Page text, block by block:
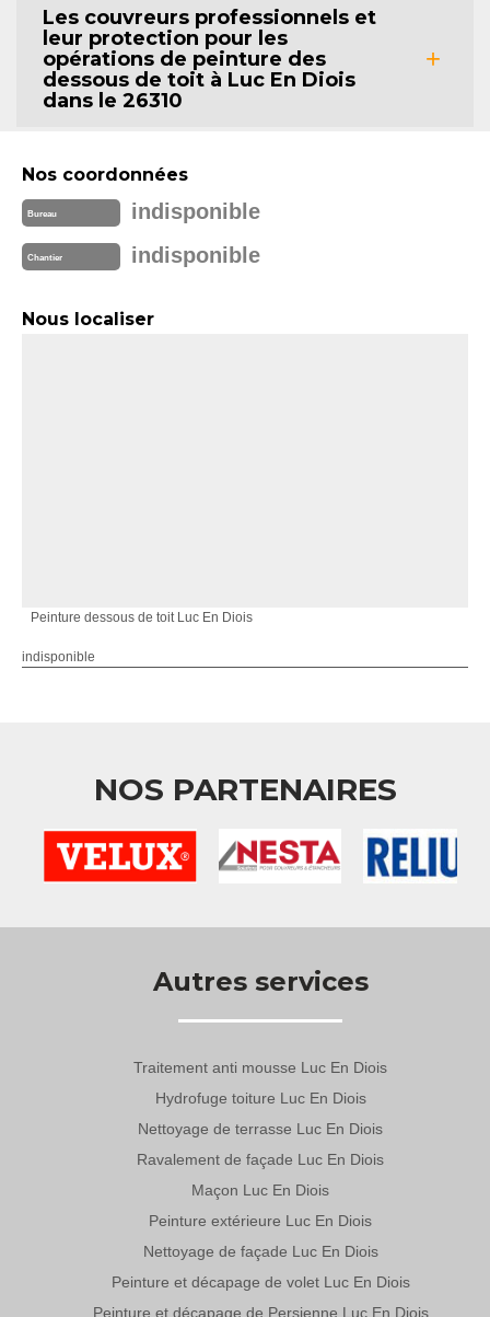
Les couvreurs professionnels et
leur protection pour les
opérations de peinture des
dessous de toit à Luc En Diois
dans le 26310
Nos coordonnées
Bureau indisponible
Chantier indisponible
Nous localiser
Peinture dessous de toit Luc En Diois
indisponible
NOS PARTENAIRES
Autres services
Traitement anti mousse Luc En Diois
Hydrofuge toiture Luc En Diois
Nettoyage de terrasse Luc En Diois
Ravalement de façade Luc En Diois
Maçon Luc En Diois
Peinture extérieure Luc En Diois
Nettoyage de façade Luc En Diois
Peinture et décapage de volet Luc En Diois
Peinture et décapage de Persienne Luc En Diois